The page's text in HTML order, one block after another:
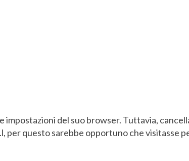
del suo browser. Tuttavia,
per questo sarebbe opportuno che visitasse